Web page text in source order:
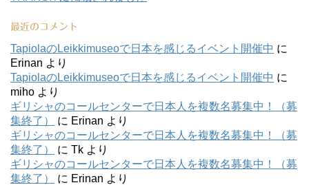
最近のコメント
TapiolaのLeikkimuseoで日本を感じるイベント開催中 に
Erinan より
TapiolaのLeikkimuseoで日本を感じるイベント開催中 に
miho より
ギリシャのコールセンターで日本人を複数名募集中！（募
集終了）
に Erinan より
ギリシャのコールセンターで日本人を複数名募集中！（募
集終了）
に Tk より
ギリシャのコールセンターで日本人を複数名募集中！（募
集終了）
に Erinan より